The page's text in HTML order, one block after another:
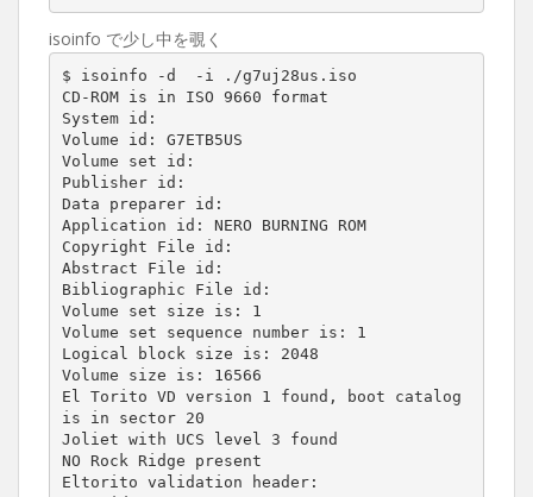
isoinfo で少し中を覗く
$ isoinfo -d  -i ./g7uj28us.iso
CD-ROM is in ISO 9660 format
System id:
Volume id: G7ETB5US
Volume set id:
Publisher id:
Data preparer id:
Application id: NERO BURNING ROM
Copyright File id:
Abstract File id:
Bibliographic File id:
Volume set size is: 1
Volume set sequence number is: 1
Logical block size is: 2048
Volume size is: 16566
El Torito VD version 1 found, boot catalog
is in sector 20
Joliet with UCS level 3 found
NO Rock Ridge present
Eltorito validation header: